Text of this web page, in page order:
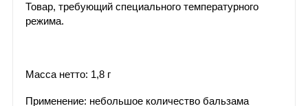
Товар, требующий специального температурного
режима.
Масса нетто: 1,8 г
Применение: небольшое количество бальзама